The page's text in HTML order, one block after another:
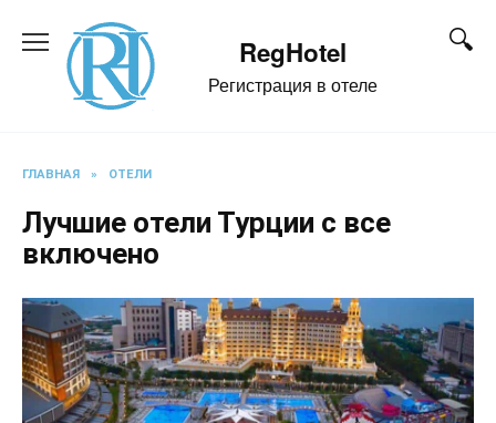
содержанию
RegHotel
Регистрация в отеле
ГЛАВНАЯ » ОТЕЛИ
Лучшие отели Турции с все
включено